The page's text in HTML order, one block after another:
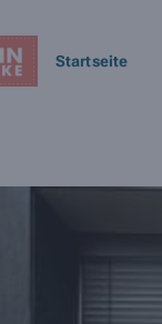
Startseite